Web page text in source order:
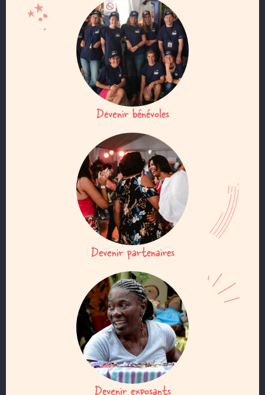
Devenir bénévoles
Devenir partenaires
Devenir exposants